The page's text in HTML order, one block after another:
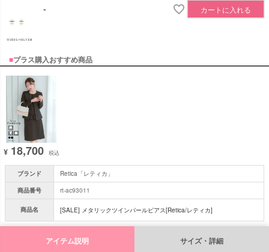
-
カートに入れる
■プラス購入おすすめ商品
¥ 18,700 税込
ブランド
Retica「レティカ」
商品番号
rt-ac93011
商品名 [SALE] メタリックツインパールピアス[Retica/レティカ]
アイテム説明 サイズ・詳細